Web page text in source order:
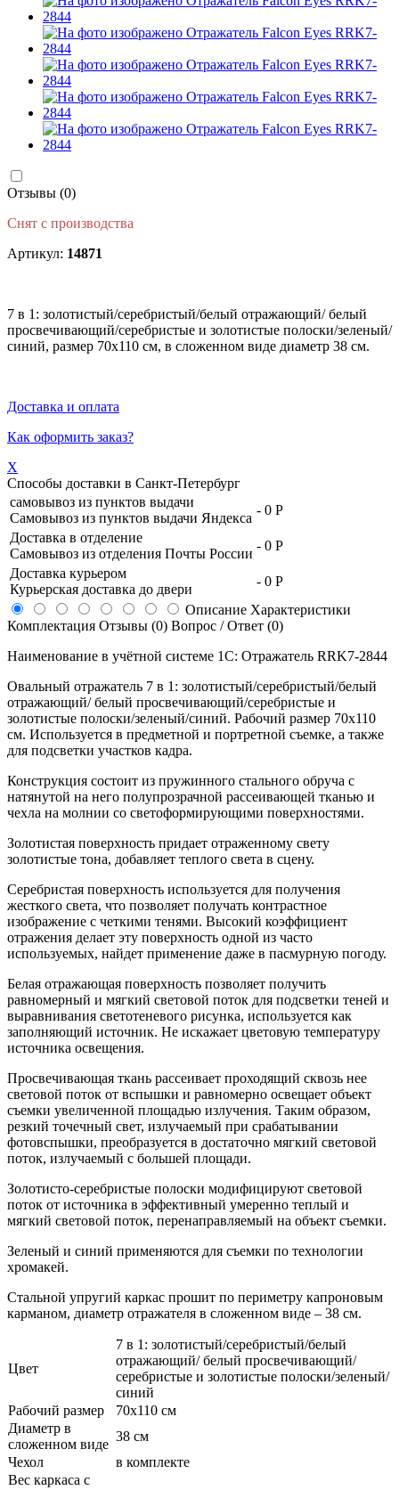
Отзывы (0)
Снят с производства
Артикул: 14871
7 в 1: золотистый/серебристый/белый отражающий/ белый
просвечивающий/серебристые и золотистые полоски/зеленый/
синий, размер 70x110 см, в сложенном виде диаметр 38 см.
Доставка и оплата
Как оформить заказ?
X
Способы доставки в Санкт-Петербург
самовывоз из пунктов выдачи
Самовывоз из пунктов выдачи Яндекса
- 0 Р
Доставка в отделение
Самовывоз из отделения Почты России
- 0 Р
Доставка курьером
Курьерская доставка до двери
- 0 Р
Описание Характеристики
Комплектация Отзывы (0) Вопрос / Ответ (0)
Наименование в учётной системе 1С: Отражатель RRK7-2844
Овальный отражатель 7 в 1: золотистый/серебристый/белый
отражающий/ белый просвечивающий/серебристые и
золотистые полоски/зеленый/синий. Рабочий размер 70х110
см. Используется в предметной и портретной съемке, а также
для подсветки участков кадра.
Конструкция состоит из пружинного стального обруча с
натянутой на него полупрозрачной рассеивающей тканью и
чехла на молнии со светоформирующими поверхностями.
Золотистая поверхность придает отраженному свету
золотистые тона, добавляет теплого света в сцену.
Серебристая поверхность используется для получения
жесткого света, что позволяет получать контрастное
изображение с четкими тенями. Высокий коэффициент
отражения делает эту поверхность одной из часто
используемых, найдет применение даже в пасмурную погоду.
Белая отражающая поверхность позволяет получить
равномерный и мягкий световой поток для подсветки теней и
выравнивания светотеневого рисунка, используется как
заполняющий источник. Не искажает цветовую температуру
источника освещения.
Просвечивающая ткань рассеивает проходящий сквозь нее
световой поток от вспышки и равномерно освещает объект
съемки увеличенной площадью излучения. Таким образом,
резкий точечный свет, излучаемый при срабатывании
фотовспышки, преобразуется в достаточно мягкий световой
поток, излучаемый с большей площади.
Золотисто-серебристые полоски модифицируют световой
поток от источника в эффективный умеренно теплый и
мягкий световой поток, перенаправляемый на объект съемки.
Зеленый и синий применяются для съемки по технологии
хромакей.
Стальной упругий каркас прошит по периметру капроновым
карманом, диаметр отражателя в сложенном виде – 38 см.
Цвет
7 в 1: золотистый/серебристый/белый
отражающий/ белый просвечивающий/
серебристые и золотистые полоски/зеленый/
синий
Рабочий размер
70х110 см
Диаметр в
сложенном виде
38 см
Чехол
в комплекте
Вес каркаса с